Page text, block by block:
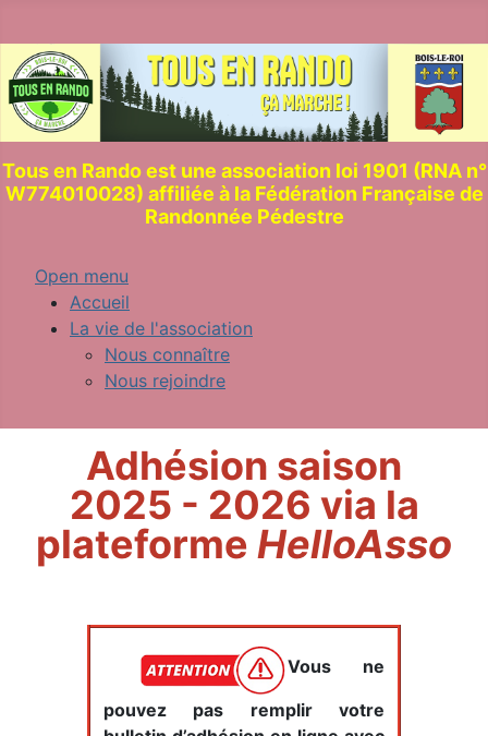
Tous en Rando est une association loi 1901 (RNA n°
W774010028) affiliée à la Fédération Française de
Randonnée Pédestre
Open menu
Accueil
La vie de l'association
Nous connaître
Nous rejoindre
Adhésion saison
2025 - 2026 via la
plateforme HelloAsso
Vous ne
pouvez pas remplir votre